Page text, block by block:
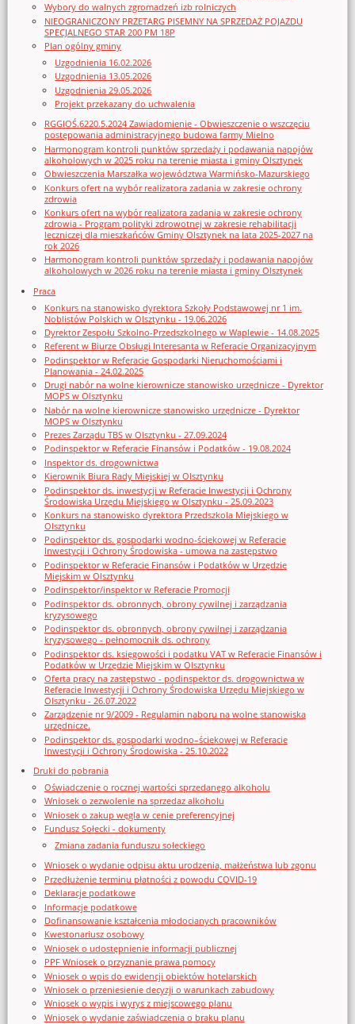
Wybory do walnych zgromadzeń izb rolniczych
NIEOGRANICZONY PRZETARG PISEMNY NA SPRZEDAŻ POJAZDU
SPECJALNEGO STAR 200 PM 18P
Plan ogólny gminy
Uzgodnienia 16.02.2026
Uzgodnienia 13.05.2026
Uzgodnienia 29.05.2026
Projekt przekazany do uchwalenia
RGGIOŚ.6220.5.2024 Zawiadomienie - Obwieszczenie o wszczęciu
postępowania administracyjnego budowa farmy Mielno
Harmonogram kontroli punktów sprzedaży i podawania napojów
alkoholowych w 2025 roku na terenie miasta i gminy Olsztynek
Obwieszczenia Marszałka województwa Warmińsko-Mazurskiego
Konkurs ofert na wybór realizatora zadania w zakresie ochrony
zdrowia
Konkurs ofert na wybór realizatora zadania w zakresie ochrony
zdrowia - Program polityki zdrowotnej w zakresie rehabilitacji
leczniczej dla mieszkańców Gminy Olsztynek na lata 2025-2027 na
rok 2026
Harmonogram kontroli punktów sprzedaży i podawania napojów
alkoholowych w 2026 roku na terenie miasta i gminy Olsztynek
Praca
Konkurs na stanowisko dyrektora Szkoły Podstawowej nr 1 im.
Noblistów Polskich w Olsztynku - 19.06.2026
Dyrektor Zespołu Szkolno-Przedszkolnego w Waplewie - 14.08.2025
Referent w Biurze Obsługi Interesanta w Referacie Organizacyjnym
Podinspektor w Referacie Gospodarki Nieruchomościami i
Planowania - 24.02.2025
Drugi nabór na wolne kierownicze stanowisko urzędnicze - Dyrektor
MOPS w Olsztynku
Nabór na wolne kierownicze stanowisko urzędnicze - Dyrektor
MOPS w Olsztynku
Prezes Zarządu TBS w Olsztynku - 27.09.2024
Podinspektor w Referacie Finansów i Podatków - 19.08.2024
Inspektor ds. drogownictwa
Kierownik Biura Rady Miejskiej w Olsztynku
Podinspektor ds. inwestycji w Referacie Inwestycji i Ochrony
Środowiska Urzędu Miejskiego w Olsztynku - 25.09.2023
Konkurs na stanowisko dyrektora Przedszkola Miejskiego w
Olsztynku
Podinspektor ds. gospodarki wodno-ściekowej w Referacie
Inwestycji i Ochrony Środowiska - umowa na zastępstwo
Podinspektor w Referacie Finansów i Podatków w Urzędzie
Miejskim w Olsztynku
Podinspektor/inspektor w Referacie Promocji
Podinspektor ds. obronnych, obrony cywilnej i zarządzania
kryzysowego
Podinspektor ds. obronnych, obrony cywilnej i zarządzania
kryzysowego - pełnomocnik ds. ochrony
Podinspektor ds. księgowości i podatku VAT w Referacie Finansów i
Podatków w Urzędzie Miejskim w Olsztynku
Oferta pracy na zastępstwo - podinspektor ds. drogownictwa w
Referacie Inwestycji i Ochrony Środowiska Urzędu Miejskiego w
Olsztynku - 26.07.2022
Zarządzenie nr 9/2009 - Regulamin naboru na wolne stanowiska
urzędnicze.
Podinspektor ds. gospodarki wodno–ściekowej w Referacie
Inwestycji i Ochrony Środowiska - 25.10.2022
Druki do pobrania
Oświadczenie o rocznej wartości sprzedanego alkoholu
Wniosek o zezwolenie na sprzedaz alkoholu
Wniosek o zakup węgla w cenie preferencyjnej
Fundusz Sołecki - dokumenty
Zmiana zadania funduszu sołeckiego
Wniosek o wydanie odpisu aktu urodzenia, małżeństwa lub zgonu
Przedłużenie terminu płatności z powodu COVID-19
Deklaracje podatkowe
Informacje podatkowe
Dofinansowanie kształcenia młodocianych pracowników
Kwestonariusz osobowy
Wniosek o udostępnienie informacji publicznej
PPF Wniosek o przyznanie prawa pomocy
Wniosek o wpis do ewidencji obiektów hotelarskich
Wniosek o przeniesienie decyzji o warunkach zabudowy
Wniosek o wypis i wyrys z miejscowego planu
Wniosek o wydanie zaświadczenia o braku planu